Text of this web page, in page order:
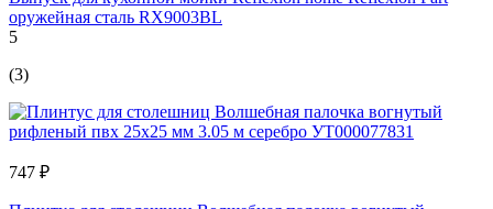
оружейная сталь RX9003BL
5
(3)
747 ₽